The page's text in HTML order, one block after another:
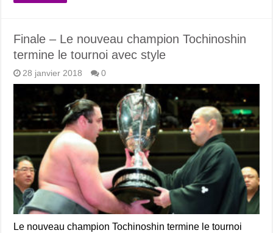
Finale – Le nouveau champion Tochinoshin
termine le tournoi avec style
28 janvier 2018 0
Le nouveau champion Tochinoshin termine le tournoi